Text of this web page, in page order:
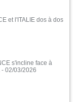
et l'ITALIE dos à dos
s'incline face à
- 02/03/2026